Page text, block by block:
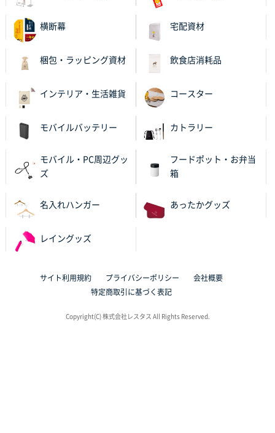
レギュラーのぼり（W600mm×H1800mm）
紹介されたから
大分県Y社様
不織布スクエアトート(A4サイズ)
岡山県K社様
ワンポイントポリ袋 A4サイズ
サイトが見やすい
東京都N社様
東京都J社様
横断幕 宅配資材
梱包・ラッピング資材 飲食店消耗品
インテリア・生活雑貨 コースター
モバイルバッテリー カトラリー
モバイル・PC周辺グッ
ズ
フードポット・お弁当
箱
名入れハンガー あったかグッズ
レイングッズ
サイト利用規約 プライバシーポリシー
会社概要
特定商取引に基づく表記
Copyright(C) 株式会社レスタス All Rights Reserved.